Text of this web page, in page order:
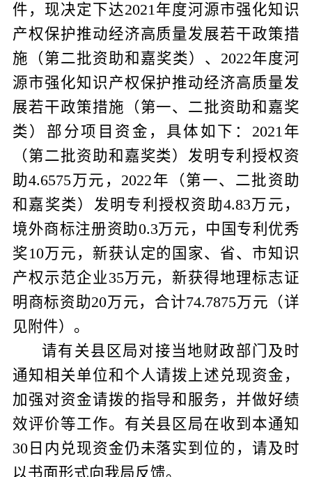
件 ，现决定下达2021 年度河源市强化知识
产权保护推动经济高质量发展若干政策措
施（第二批资助和嘉奖类）、 2022年度河
源市强化知识产权保护推动经济高质量发
展若干政策措施 （第一、 二批资助和嘉奖
类） 部分项目 资金 ，具体如下： 2021 年
（第二批资助和嘉奖类） 发明专利授权资
助4.6575万元， 2022年 （第一、 二批资助
和嘉奖类） 发明专利授权资助4.83万元，
境外商标注册资助0.3万元，中国专利优秀
奖10万元，新获认定的国家、省、市知识
产权示范企业35万元，新获得地理标志证
明商标资助20万元，合计74.7875万元 （详
见附件）。
请有关县区局对接当地财政部门及时
通知相关单位和个人请拨上述兑现资金，
加强对资金请拨的指导和服务，并做好绩
效评价等工作。 有关县区局在收到本通知
30日内 兑现资金仍未落实到位的，请及时
以书面形式向我局反馈。